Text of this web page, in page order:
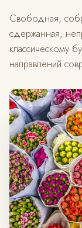
Свободная,
сдержанная,
классическому
направлений